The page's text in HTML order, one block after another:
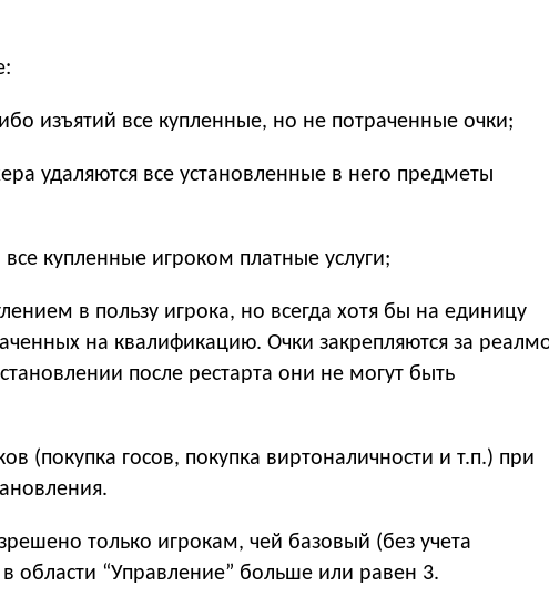
:
изъятий все купленные, но не потраченные очки;
удаляются все установленные в него предметы
купленные игроком платные услуги;
в пользу игрока, но всегда хотя бы на единицу
на квалификацию. Очки закрепляются за
после рестарта они не могут быть
(покупка госов, покупка виртоналичности и т.п.) при
только игрокам, чей базовый (без учета
области “Управление” больше или равен 3.